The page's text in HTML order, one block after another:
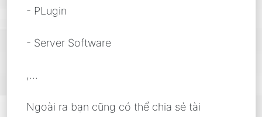
- PLugin
- Server Software
,...
Ngoài ra bạn cũng có thể chia sẻ tài